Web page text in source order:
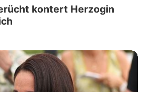
kontert Herzogin